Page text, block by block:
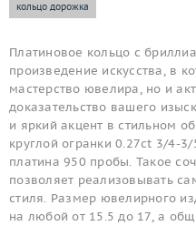
кольцо дорожка
Платиновое кольцо с
произведение искусства, в
мастерство ювелира, но и
доказательство вашего
и яркий акцент в стильном
круглой огранки 0.27ct 3/4-
платина 950 пробы. Такое
позволяет реализовывать
стиля. Размер ювелирного
на любой от 15.5 до 17, а